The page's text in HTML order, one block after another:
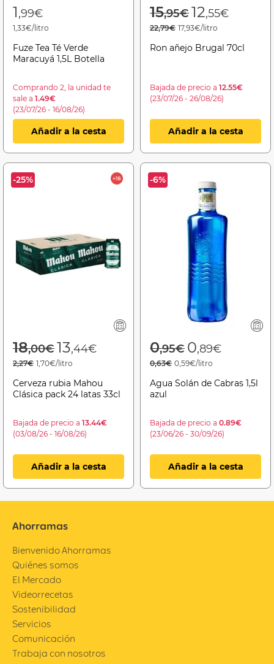
1,99€
1,33€/litro
Fuze Tea Té Verde
Maracuyá 1,5L Botella
Comprando 2, la unidad te
sale a 1.49€
(23/07/26 - 16/08/26)
Añadir a la cesta
Price reduced
15,95€to
12,55€
22,79€ 17,93€/litro
Ron añejo Brugal 70cl
Bajada de precio a 12.55€
(23/07/26 - 26/08/26)
Añadir a la cesta
-25%
Price reduced from
18,00€to
13,44€
2,27€ 1,70€/litro
Cerveza rubia Mahou
Clásica pack 24 latas 33cl
Bajada de precio a 13.44€
(03/08/26 - 16/08/26)
Añadir a la cesta
-6%
Price reduced
0,95€to
0,89€
0,63€ 0,59€/litro
Agua Solán de Cabras 1,5l
azul
Bajada de precio a 0.89€
(23/06/26 - 30/09/26)
Añadir a la cesta
Ahorramas
Bienvenido Ahorramas
Quiénes somos
El Mercado
Videorrecetas
Sostenibilidad
Servicios
Comunicación
Trabaja con nosotros